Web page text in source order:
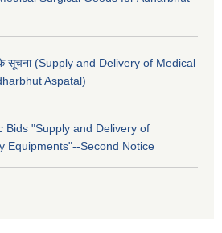
सूचना (Supply and Delivery of Medical
Aspatal)
Bids "Supply and Delivery of
Equipments"--Second Notice